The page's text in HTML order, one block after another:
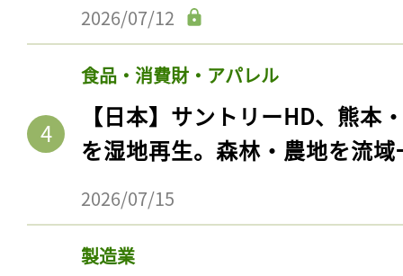
2026/07/12
食品・消費財・アパレル
【日本】サントリーHD、熊本
を湿地再生。森林・農地を流
2026/07/15
製造業